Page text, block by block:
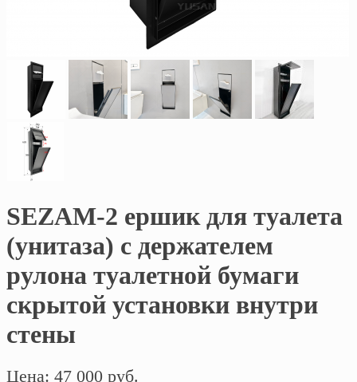
SEZAM-2 ершик для туалета
(унитаза) с держателем
рулона туалетной бумаги
скрытой установки внутри
стены
Цена: 47 000 руб.